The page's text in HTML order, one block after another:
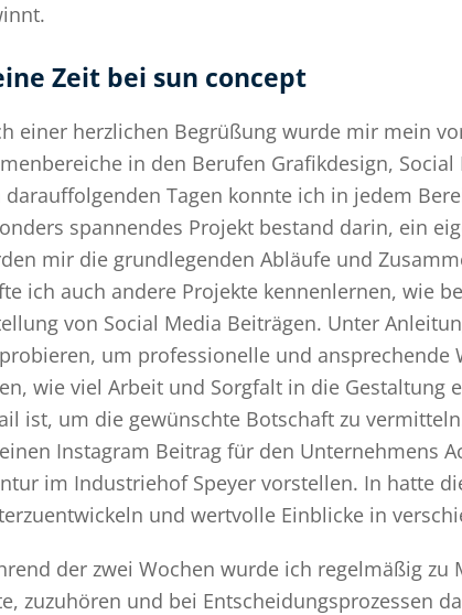
Zeit bei sun concept
einer herzlichen Begrüßung wurde mir mein
in den Berufen Grafikdesign,
darauffolgenden Tagen konnte ich in jedem
spannendes Projekt bestand darin, ein
mir die grundlegenden Abläufe und
ich auch andere Projekte kennenlernen, wie
von Social Media Beiträgen. Unter
um professionelle und ansprechende
wie viel Arbeit und Sorgfalt in die
ist, um die gewünschte Botschaft zu
Instagram Beitrag für den Unternehmens
im Industriehof Speyer vorstellen. In hatte
und wertvolle Einblicke in
der zwei Wochen wurde ich regelmäßig
zuzuhören und bei Entscheidungsprozessen